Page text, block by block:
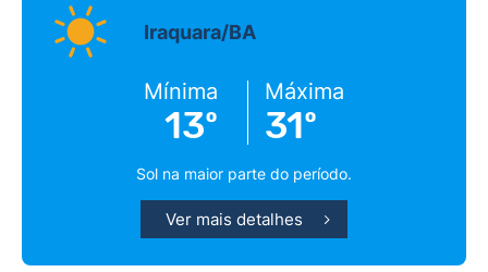
Iraquara/BA
Mínima
13º
Máxima
31º
Sol na maior parte do período.
Ver mais detalhes